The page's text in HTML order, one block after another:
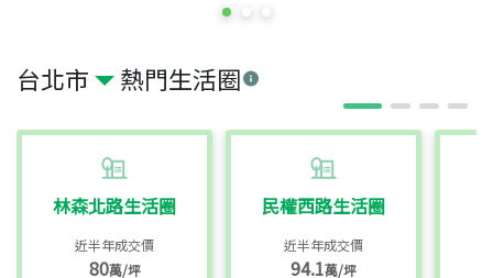
台北市 熱門生活圈
林森北路生活圈
近半年成交價
80萬/坪
民權西路生活圈
近半年成交價
94.1萬/坪